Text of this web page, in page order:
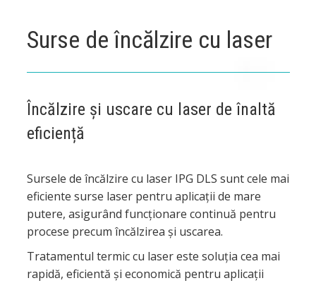
Surse de încălzire cu laser
Încălzire și uscare cu laser de înaltă
eficiență
Sursele de încălzire cu laser IPG DLS sunt cele mai
eficiente surse laser pentru aplicații de mare
putere, asigurând funcționare continuă pentru
procese precum încălzirea și uscarea.
Tratamentul termic cu laser este soluția cea mai
rapidă, eficientă și economică pentru aplicații